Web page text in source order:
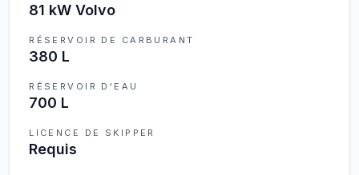
81 kW Volvo
RÉSERVOIR DE CARBURANT
380 L
RÉSERVOIR D'EAU
700 L
LICENCE DE SKIPPER
Requis